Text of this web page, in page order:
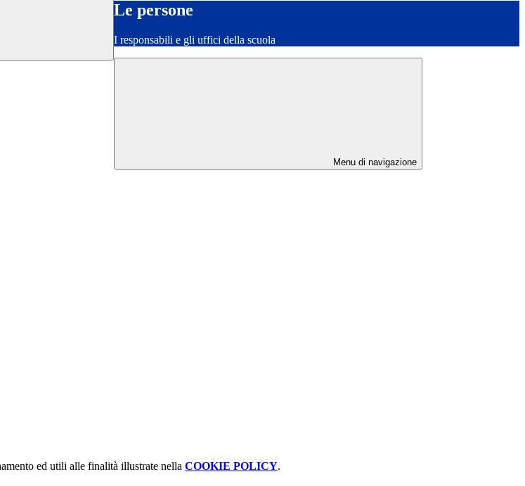
Le persone
I responsabili e gli uffici della scuola
Menu di navigazione
ed utili alle finalità illustrate nella COOKIE POLICY.